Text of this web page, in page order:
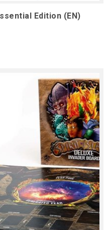
Edition (EN)